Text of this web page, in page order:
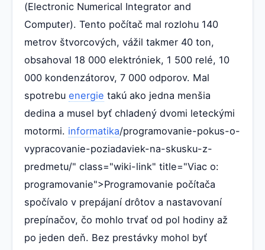
(Electronic Numerical Integrator and
Computer). Tento počítač mal rozlohu 140
metrov štvorcových, vážil takmer 40 ton,
obsahoval 18 000 elektróniek, 1 500 relé, 10
000 kondenzátorov, 7 000 odporov. Mal
spotrebu energie takú ako jedna menšia
dedina a musel byť chladený dvomi leteckými
motormi. informatika/programovanie-pokus-o-
vypracovanie-poziadaviek-na-skusku-z-
predmetu/" class="wiki-link" title="Viac o:
programovanie">Programovanie počítača
spočívalo v prepájaní drôtov a nastavovaní
prepínačov, čo mohlo trvať od pol hodiny až
po jeden deň. Bez prestávky mohol byť